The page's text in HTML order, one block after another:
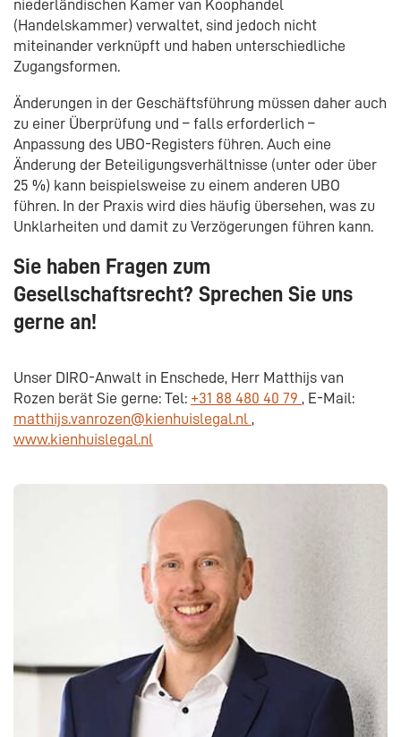
niederländischen Kamer van Koophandel
(Handelskammer) verwaltet, sind jedoch nicht
miteinander verknüpft und haben unterschiedliche
Zugangsformen.
Änderungen in der Geschäftsführung müssen daher auch
zu einer Überprüfung und – falls erforderlich –
Anpassung des UBO-Registers führen. Auch eine
Änderung der Beteiligungsverhältnisse (unter oder über
25 %) kann beispielsweise zu einem anderen UBO
führen. In der Praxis wird dies häufig übersehen, was zu
Unklarheiten und damit zu Verzögerungen führen kann.
Sie haben Fragen zum
Gesellschaftsrecht? Sprechen Sie uns
gerne an!
Unser DIRO-Anwalt in Enschede, Herr Matthijs van
Rozen berät Sie gerne: Tel: +31 88 480 40 79 , E-Mail:
matthijs.vanrozen@kienhuislegal.nl ,
www.kienhuislegal.nl